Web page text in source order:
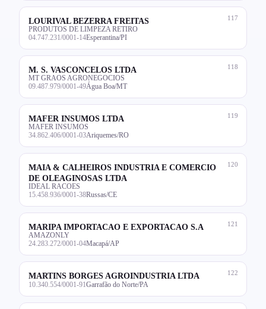
117
LOURIVAL BEZERRA FREITAS
PRODUTOS DE LIMPEZA RETIRO
04.747.231/0001-14Esperantina/PI
118
M. S. VASCONCELOS LTDA
MT GRAOS AGRONEGOCIOS
09.487.979/0001-49Água Boa/MT
119
MAFER INSUMOS LTDA
MAFER INSUMOS
34.862.406/0001-03Ariquemes/RO
120
MAIA & CALHEIROS INDUSTRIA E COMERCIO
DE OLEAGINOSAS LTDA
IDEAL RACOES
15.458.936/0001-38Russas/CE
121
MARIPA IMPORTACAO E EXPORTACAO S.A
AMAZONLY
24.283.272/0001-04Macapá/AP
122
MARTINS BORGES AGROINDUSTRIA LTDA
10.340.554/0001-91 Garrafão do Norte/PA